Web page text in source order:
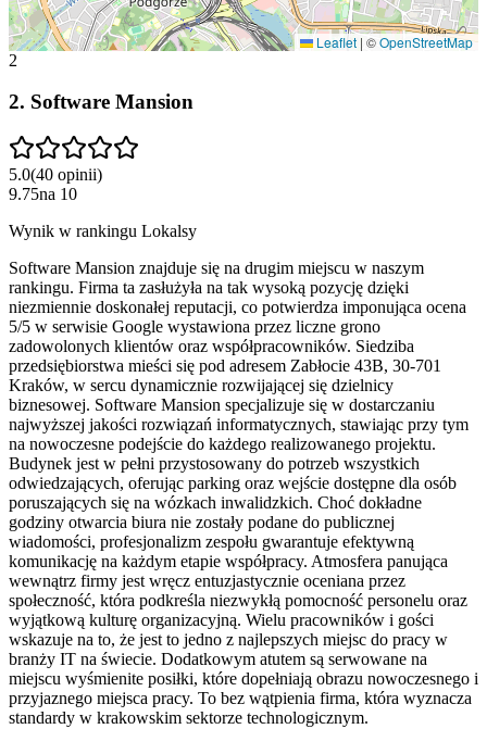
Leaflet | ©OpenStreetMap
2
2. Software Mansion
5.0(40 opinii)
9.75na 10
Wynik w rankingu Lokalsy
Software Mansion znajduje się na drugim miejscu w naszym
rankingu. Firma ta zasłużyła na tak wysoką pozycję dzięki
niezmiennie doskonałej reputacji, co potwierdza imponująca ocena
5/5 w serwisie Google wystawiona przez liczne grono
zadowolonych klientów oraz współpracowników. Siedziba
przedsiębiorstwa mieści się pod adresem Zabłocie 43B, 30-701
Kraków, w sercu dynamicznie rozwijającej się dzielnicy
biznesowej. Software Mansion specjalizuje się w dostarczaniu
najwyższej jakości rozwiązań informatycznych, stawiając przy tym
na nowoczesne podejście do każdego realizowanego projektu.
Budynek jest w pełni przystosowany do potrzeb wszystkich
odwiedzających, oferując parking oraz wejście dostępne dla osób
poruszających się na wózkach inwalidzkich. Choć dokładne
godziny otwarcia biura nie zostały podane do publicznej
wiadomości, profesjonalizm zespołu gwarantuje efektywną
komunikację na każdym etapie współpracy. Atmosfera panująca
wewnątrz firmy jest wręcz entuzjastycznie oceniana przez
społeczność, która podkreśla niezwykłą pomocność personelu oraz
wyjątkową kulturę organizacyjną. Wielu pracowników i gości
wskazuje na to, że jest to jedno z najlepszych miejsc do pracy w
branży IT na świecie. Dodatkowym atutem są serwowane na
miejscu wyśmienite posiłki, które dopełniają obrazu nowoczesnego i
przyjaznego miejsca pracy. To bez wątpienia firma, która wyznacza
standardy w krakowskim sektorze technologicznym.